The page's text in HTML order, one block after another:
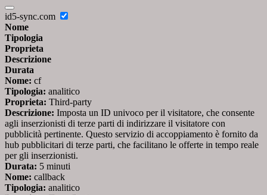
id5-sync.com
Nome
Tipologia
Proprieta
Descrizione
Durata
Nome: cf
Tipologia: analitico
Proprieta: Third-party
Descrizione: Imposta un ID univoco per il visitatore, che consente
agli inserzionisti di terze parti di indirizzare il visitatore con
pubblicità pertinente. Questo servizio di accoppiamento è fornito da
hub pubblicitari di terze parti, che facilitano le offerte in tempo reale
per gli inserzionisti.
Durata: 5 minuti
Nome: callback
Tipologia: analitico